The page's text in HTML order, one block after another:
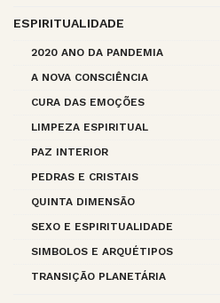
ESPIRITUALIDADE
2020 ANO DA PANDEMIA
A NOVA CONSCIÊNCIA
CURA DAS EMOÇÕES
LIMPEZA ESPIRITUAL
PAZ INTERIOR
PEDRAS E CRISTAIS
QUINTA DIMENSÃO
SEXO E ESPIRITUALIDADE
SIMBOLOS E ARQUÉTIPOS
TRANSIÇÃO PLANETÁRIA